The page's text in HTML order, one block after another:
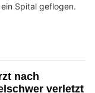
Spital geflogen.
nach
verletzt